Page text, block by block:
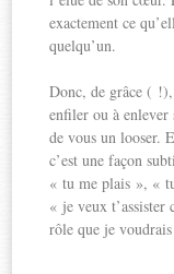
exactement ce
quelqu’un.
Donc, de grâce ( !),
enfiler ou à enlever
de vous un looser.
c’est une façon
« tu me plais », «
« je veux
rôle que je